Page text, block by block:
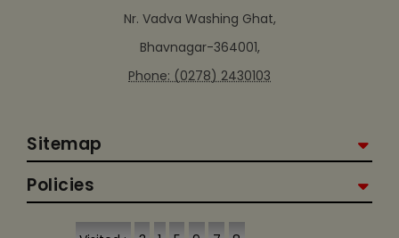
Nr. Vadva Washing Ghat,
Bhavnagar-364001,
Phone: (0278) 2430103
Sitemap
Policies